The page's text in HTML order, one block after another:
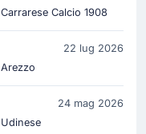
Carrarese Calcio 1908
22 lug 2026
Arezzo
24 mag 2026
Udinese